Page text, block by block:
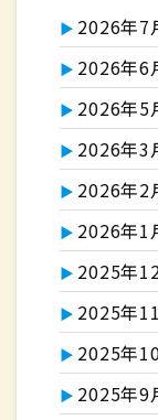
2026年7
2026年6
2026年5
2026年3
2026年2
2026年1
2025年
2025年
2025年
2025年9